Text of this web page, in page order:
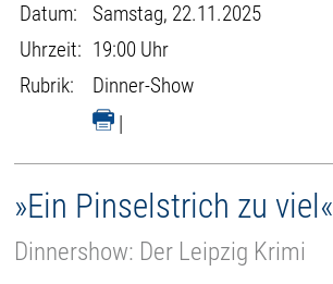
Datum:
Samstag, 22.11.2025
Uhrzeit: 19:00 Uhr
Rubrik:
Dinner-Show
|
»Ein Pinselstrich zu viel«
Dinnershow: Der Leipzig Krimi